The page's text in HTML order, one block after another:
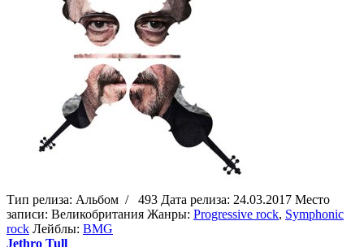
Тип релиза: Альбом / 493 Дата релиза: 24.03.2017 Место
записи: Великобритания Жанры: Progressive rock, Symphonic
rock Лейблы: BMG
Jethro Tull